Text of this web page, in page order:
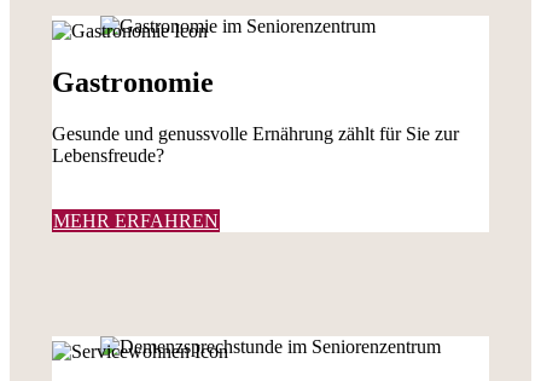
Gastronomie
Gesunde und genussvolle Ernährung zählt für Sie zur
Lebensfreude?
MEHR ERFAHREN